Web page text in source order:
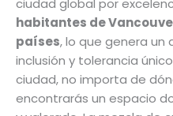
ciudad global por
habitantes de
países, lo que genera
inclusión y tolerancia
ciudad, no importa de
encontrarás un espacio